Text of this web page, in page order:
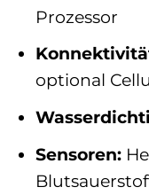
Prozessor
optional
Sensoren: